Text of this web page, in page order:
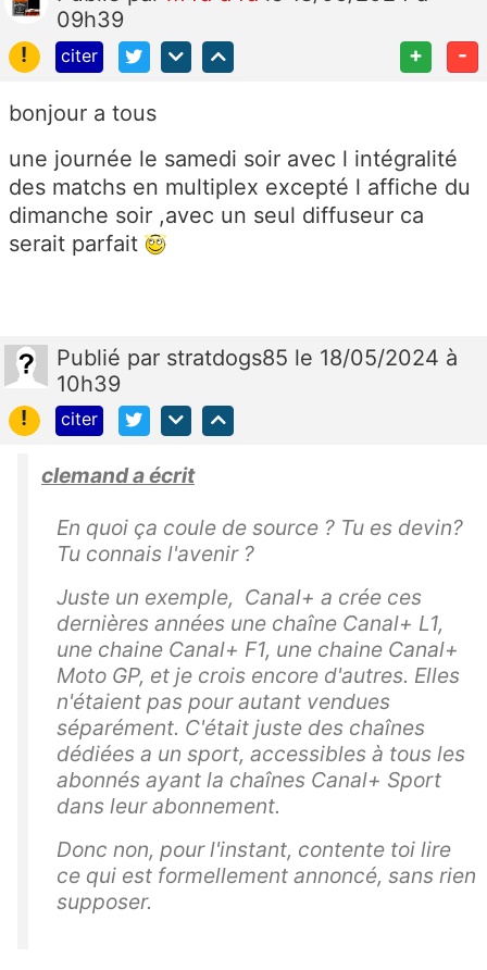
09h39
!
citer + -
bonjour a tous
une journée le samedi soir avec l intégralité
des matchs en multiplex excepté l affiche du
dimanche soir ,avec un seul diffuseur ca
serait parfait
Publié par stratdogs85 le 18/05/2024 à
10h39
!
citer
clemand a écrit
En quoi ça coule de source ? Tu es devin?
Tu connais l'avenir ?
Juste un exemple, Canal+ a crée ces
dernières années une chaîne Canal+ L1,
une chaine Canal+ F1, une chaine Canal+
Moto GP, et je crois encore d'autres. Elles
n'étaient pas pour autant vendues
séparément. C'était juste des chaînes
dédiées a un sport, accessibles à tous les
abonnés ayant la chaînes Canal+ Sport
dans leur abonnement.
Donc non, pour l'instant, contente toi lire
ce qui est formellement annoncé, sans rien
supposer.